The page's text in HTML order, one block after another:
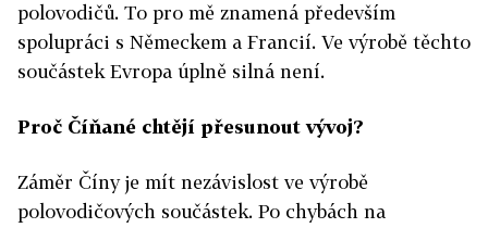
polovodičů. To pro mě znamená především
spolupráci s Německem a Francií. Ve výrobě těchto
součástek Evropa úplně silná není.
Proč Číňané chtějí přesunout vývoj?
Záměr Číny je mít nezávislost ve výrobě
polovodičových součástek. Po chybách na